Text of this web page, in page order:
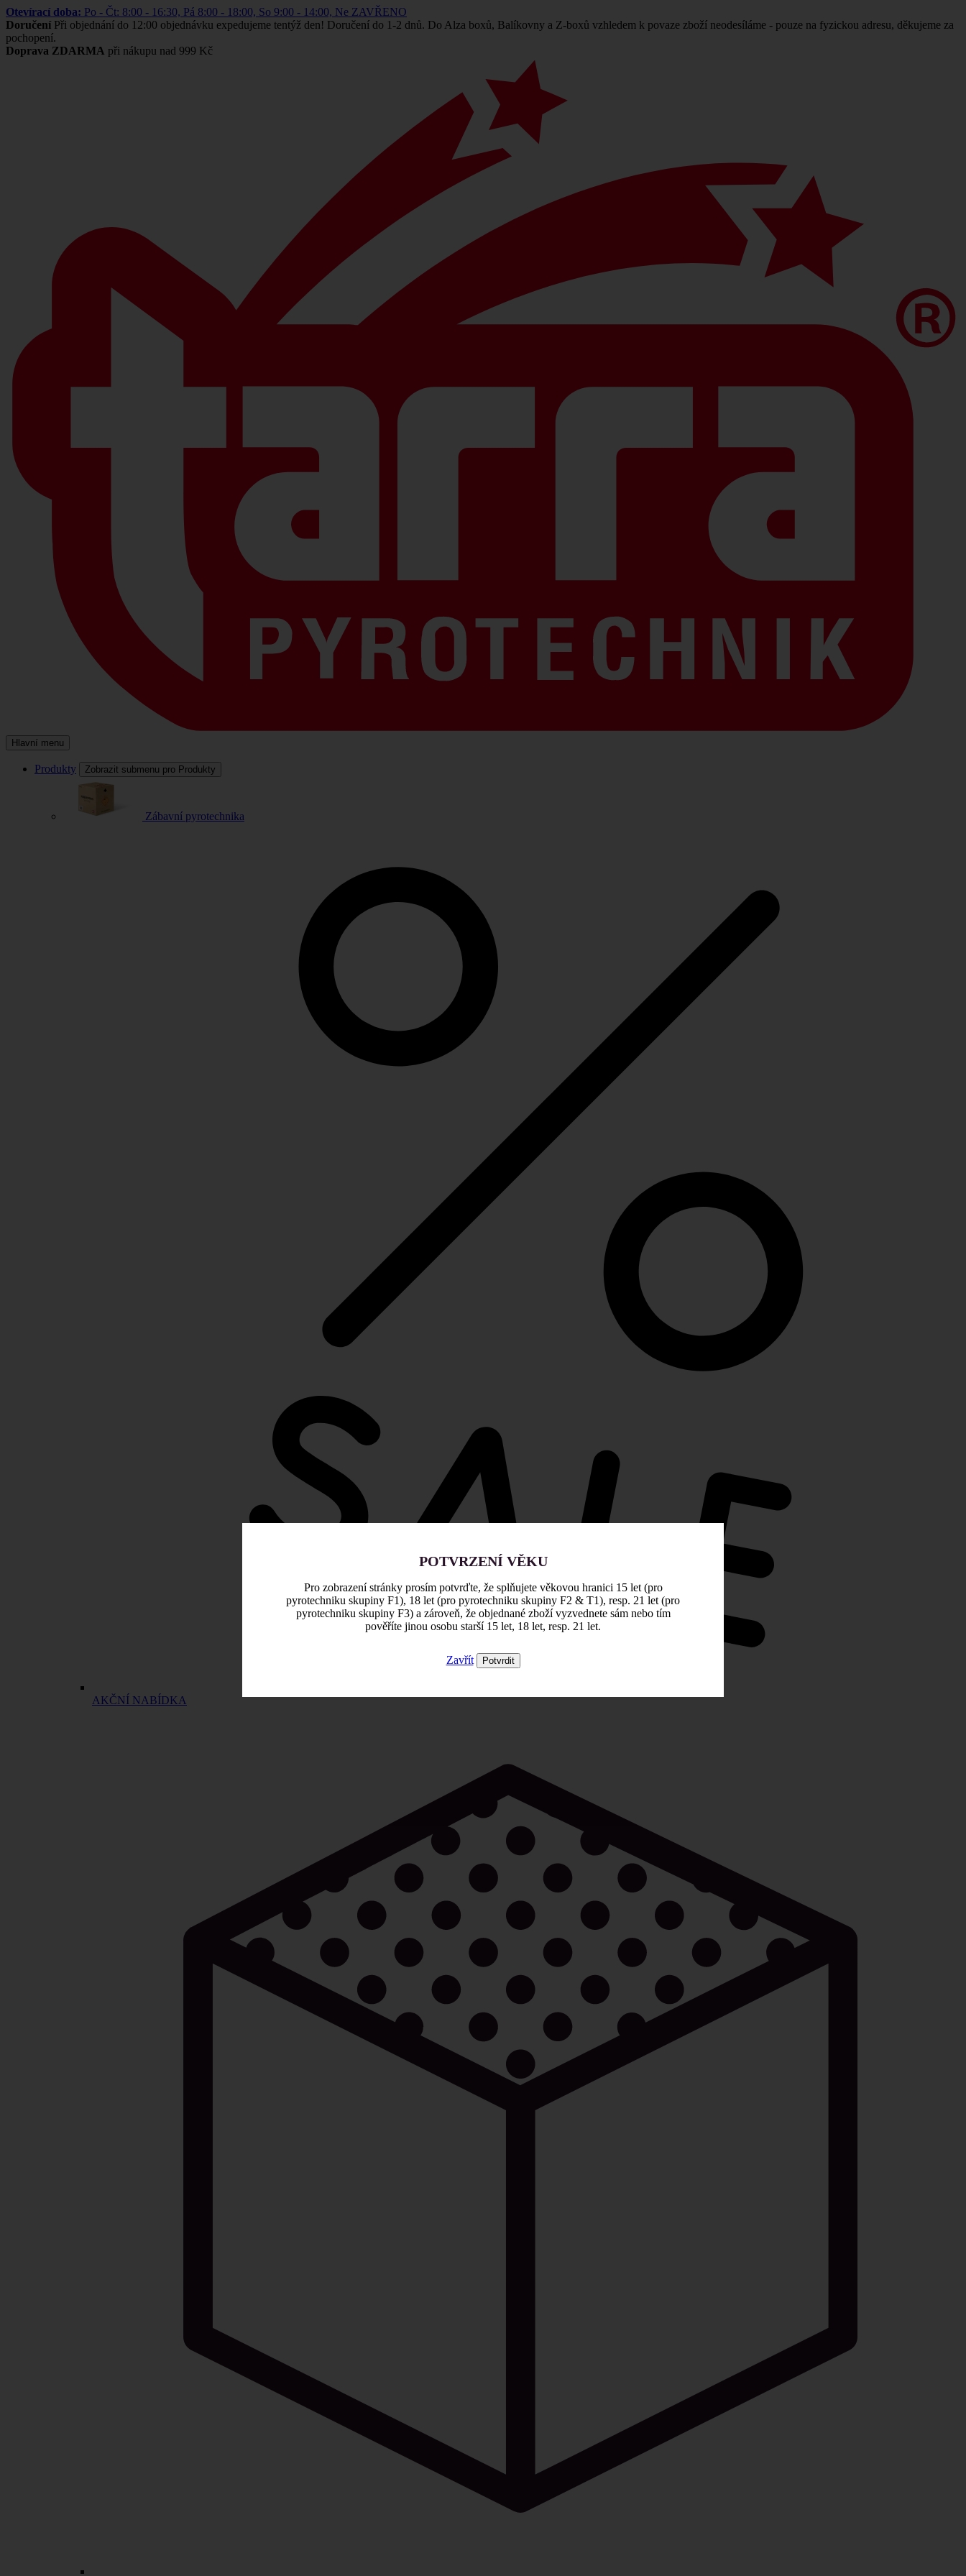
Otevírací doba: Po - Čt: 8:00 - 16:30, Pá 8:00 - 18:00, So 9:00 - 14:00, Ne ZAVŘENO
Doručení Při objednání do 12:00 objednávku expedujeme tentýž den! Doručení do 1-2 dnů. Do Alza boxů, Balíkovny a Z-boxů vzhledem k povaze zboží neodesíláme - pouze na fyzickou adresu, děkujeme za
pochopení.
Doprava ZDARMA při nákupu nad 999 Kč
Hlavní menu
Produkty Zobrazit submenu pro Produkty
Zábavní pyrotechnika
AKČNÍ NABÍDKA
POTVRZENÍ VĚKU
Pro zobrazení stránky prosím potvrďte, že splňujete věkovou hranici 15 let (pro
pyrotechniku skupiny F1), 18 let (pro pyrotechniku skupiny F2 & T1), resp. 21 let (pro
pyrotechniku skupiny F3) a zároveň, že objednané zboží vyzvednete sám nebo tím
pověříte jinou osobu starší 15 let, 18 let, resp. 21 let.
Zavřít Potvrdit